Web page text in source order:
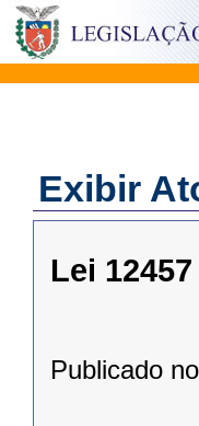
Exibir
Lei
Publicado